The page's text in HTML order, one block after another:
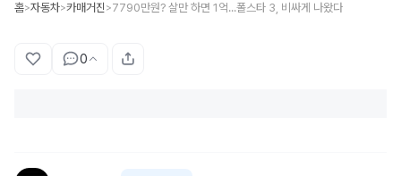
홈>자동차>카매거진 >7790만원? 살만 하면 1억...폴스타 3, 비싸게 나왔다
0